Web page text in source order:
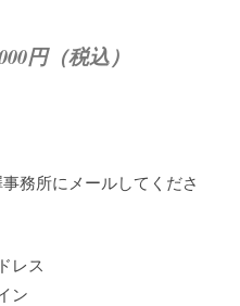
円（税込）
務所にメールしてくださ
レス
ン